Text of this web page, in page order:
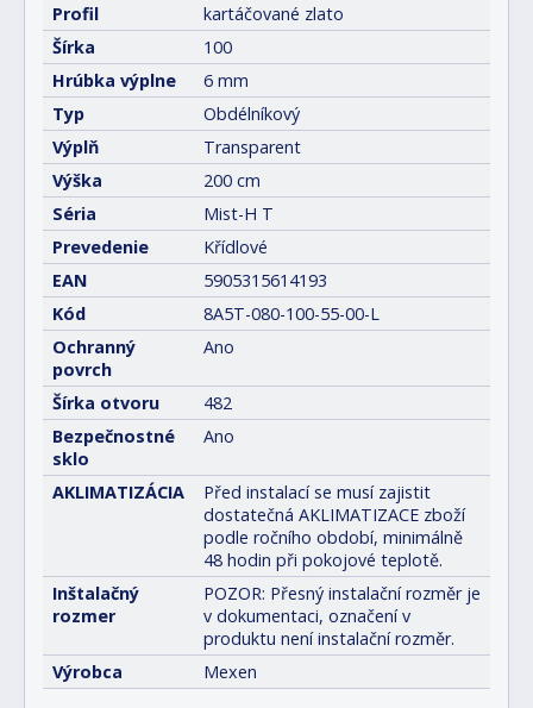
Profil
kartáčované zlato
Šírka
100
Hrúbka výplne
6 mm
Typ
Obdélníkový
Výplň
Transparent
Výška
200 cm
Séria
Mist-H T
Prevedenie
Křídlové
EAN
5905315614193
Kód
8A5T-080-100-55-00-L
Ochranný
povrch
Ano
Šírka otvoru
482
Bezpečnostné
sklo
Ano
AKLIMATIZÁCIA
Před instalací se musí zajistit
dostatečná AKLIMATIZACE zboží
podle ročního období, minimálně
48 hodin při pokojové teplotě.
Inštalačný
rozmer
POZOR: Přesný instalační rozměr je
v dokumentaci, označení v
produktu není instalační rozměr.
Výrobca
Mexen